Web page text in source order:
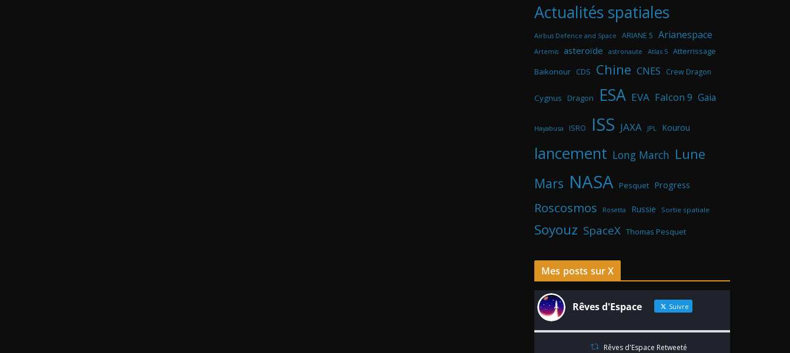
Actualités spatiales
Airbus Defence and Space ARIANE 5 Arianespace
Artemis asteroïde astronaute Atlas 5 Atterrissage
Baikonour CDS Chine CNES Crew Dragon
Cygnus Dragon ESA EVA Falcon 9 Gaia
Hayabusa ISRO ISS JAXA JPL Kourou
lancement Long March Lune
Mars NASA Pesquet Progress
Roscosmos Rosetta Russie Sortie spatiale
Soyouz SpaceX Thomas Pesquet
Mes posts sur X
Rêves d'Espace Suivre
Rêves d'Espace Retweeté